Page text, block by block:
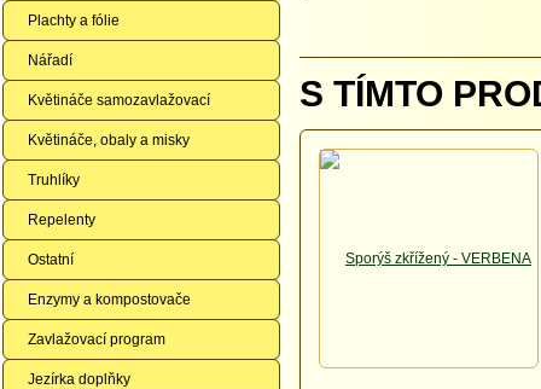
Plachty a fólie
Nářadí
Květináče samozavlažovací
Květináče, obaly a misky
Truhlíky
Repelenty
Ostatní
Enzymy a kompostovače
Zavlažovací program
Jezírka doplňky
S TÍMTO